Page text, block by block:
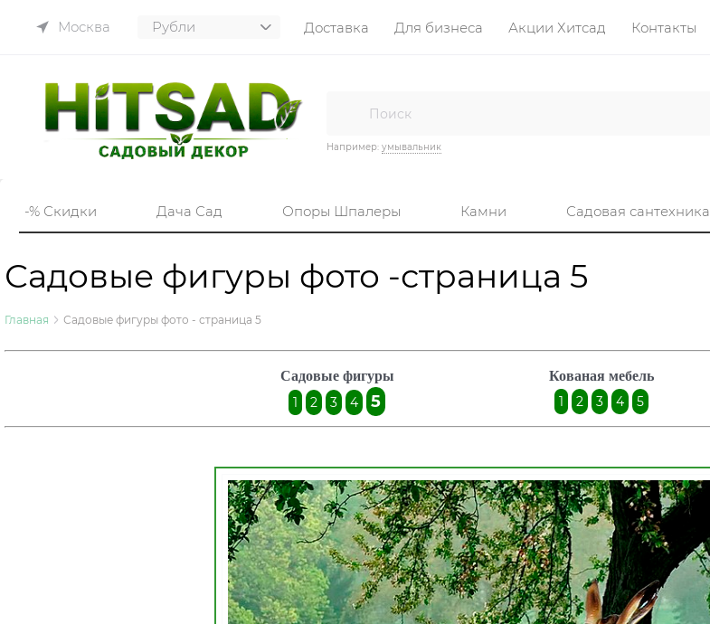
Москва Доставка Для бизнеса Акции Хитсад Контакты
Например: умывальник
-% Скидки Дача Сад Опоры Шпалеры Камни Садовая сантехника
Садовые фигуры фото -страница 5
Главная Садовые фигуры фото - страница 5
Садовые фигуры Кованая мебель
1 2 3 4 5 1 2 3 4 5